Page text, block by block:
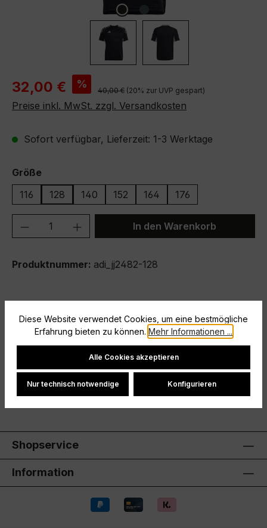
Verkaufspreis:
32,00 € % Regulärer Preis:
40,00 € (20% zur UVP gespart)
Preise inkl. MwSt. zzgl. Versandkosten
Sofort verfügbar, Lieferzeit: 1-3 Werktage
Größeauswählen
116
128 140 152 164 176
Produkt Anzahl: Gib denIn den Warenkorb
Produktnummer: adi_jj2482-128
Beschreibung
Größe: 128
Bewertungen
Shopservice
Information
Diese Website verwendet Cookies, um eine bestmögliche
Erfahrung bieten zu können. Mehr Informationen ...
Cookie-Einstellungen
Alle Cookies akzeptieren
Nur technisch notwendige Konfigurieren